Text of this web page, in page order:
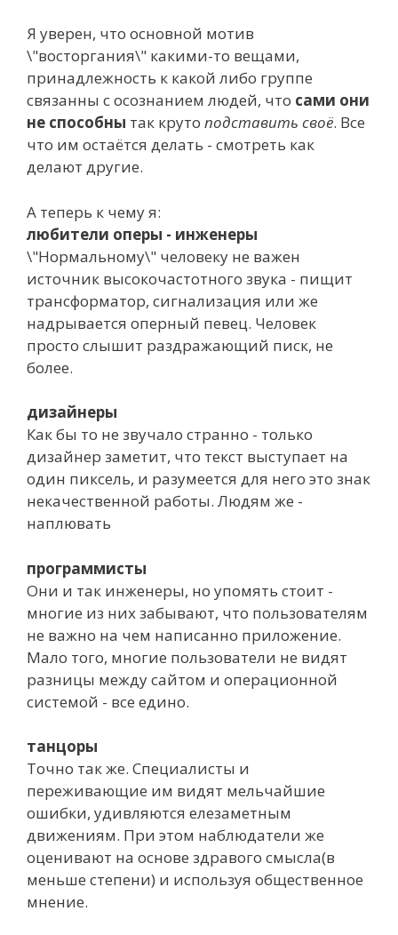
Я уверен, что основной мотив
\"восторгания\" какими-то вещами,
принадлежность к какой либо группе
связанны с осознанием людей, что сами они
не способны так круто подставить своё. Все
что им остаётся делать - смотреть как
делают другие.
А теперь к чему я:
любители оперы - инженеры
\"Нормальному\" человеку не важен
источник высокочастотного звука - пищит
трансформатор, сигнализация или же
надрывается оперный певец. Человек
просто слышит раздражающий писк, не
более.
дизайнеры
Как бы то не звучало странно - только
дизайнер заметит, что текст выступает на
один пиксель, и разумеется для него это знак
некачественной работы. Людям же -
наплювать
программисты
Они и так инженеры, но упомять стоит -
многие из них забывают, что пользователям
не важно на чем написанно приложение.
Мало того, многие пользователи не видят
разницы между сайтом и операционной
системой - все едино.
танцоры
Точно так же. Специалисты и
переживающие им видят мельчайшие
ошибки, удивляются елезаметным
движениям. При этом наблюдатели же
оценивают на основе здравого смысла(в
меньше степени) и используя общественное
мнение.